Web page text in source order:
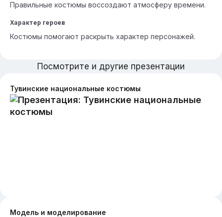
Правильные костюмы воссоздают атмосферу времени.
Характер героев
Костюмы помогают раскрыть характер персонажей.
Посмотрите и другие презентации
Тувинские национальные костюмы
Модель и моделирование